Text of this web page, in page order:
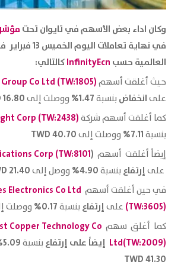
وكان اداء بعض الأسهم في تايوان تحت
في نهاية تعاملات اليوم الخميس 13 فبراير
العالمية حسب
كالتالي:
حيث أغلقت أسهم
علىانخفاض بنسبة ووصلت إلى16.80
كما أغلقت أسهم شركة Corp (TW:2438)
بنسبة ووصلت إلى40.70 TWD
إيضاً أغلقت أسهم 8101
علىإرتفاع بنسبة ووصل إلى
في حين أغلقت أسهم Electronics Co Ltd
(TW:3605)‎ علىإرتفاع بنسبة ووصلت
كما أغلق سهم Copper Technology Co
Ltd(TW:2009)‎ إيضاً على إرتفاع بنسبة5.09%
41.30 TWD